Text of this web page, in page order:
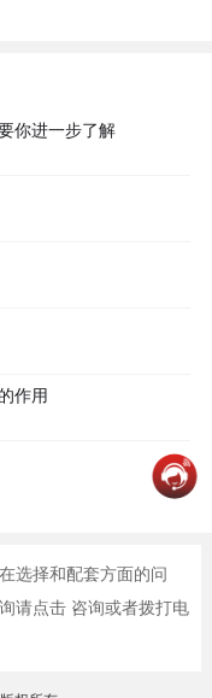
你进一步了解
作用
选择和配套方面的问
请点击 咨询或者拨打电